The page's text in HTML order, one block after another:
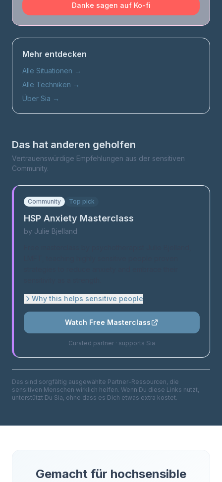
Danke sagen auf Ko-fi
Mehr entdecken
Alle Situationen →
Alle Techniken →
Über Sia →
Das hat anderen geholfen
Vertrauenswürdige Empfehlungen aus der sensitiven
Community.
Community Top pick
HSP Anxiety Masterclass
by Julie Bjelland
Why this helps sensitive people
Watch Free Masterclass
Curated partner · supports Sia
Das sind sorgfältig ausgewählte Partner-Ressourcen, die
sensitiven Menschen wirklich helfen. Wenn Du diese Links nutzt,
unterstützt Du Sia, ohne dass es Dich etwas extra kostet.
Gemacht für hochsensible